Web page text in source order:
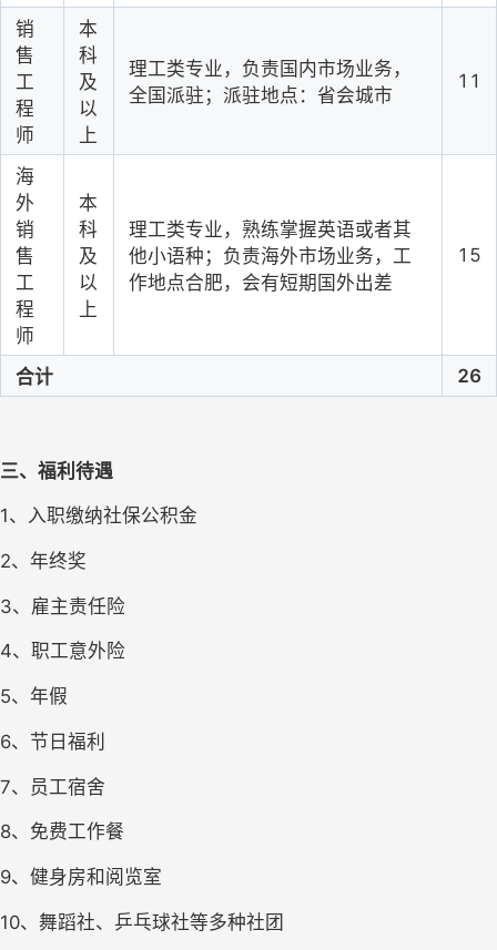
销
售
工
程
师
本
科
及
以
上
理工类专业，负责国内市场业务，
全国派驻；派驻地点：省会城市
11
海
外
销
售
工
程
师
本
科
及
以
上
理工类专业，熟练掌握英语或者其
他小语种；负责海外市场业务，工
作地点合肥，会有短期国外出差
15
合计 26
三、 福利待遇
1、入职缴纳社保公积金
2、年终奖
3、雇主责任险
4、职工意外险
5、年假
6、节日福利
7、员工宿舍
8、免费工作餐
9、健身房和阅览室
10、舞蹈社、乒乓球社等多种社团